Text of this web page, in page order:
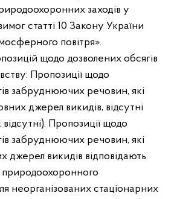
заходів у
статті 10 Закону України
повітря».
щодо дозволених обсягів
Пропозиції щодо
забруднюючих речовин, які
джерел викидів, відсутні
Пропозиції щодо
забруднюючих речовин, які
джерел викидів відповідають
неорганізованих стаціонарних